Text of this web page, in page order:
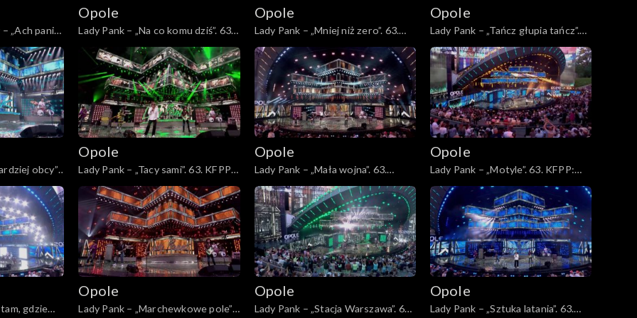
45!
„Ach panie,
mnie
w
i Agnieszce
Opole
Lady Pank – „Na co komu dziś”. 63.
KFPP: Jubileusz 45-lecia zespołu
Lady Pank
Opole
Lady Pank – „Mniej niż zero”. 63.
KFPP: Jubileusz 45-lecia zespołu
Lady Pank
Opole
Lady Pank – „Tańcz głupia tańcz”.
63. KFPP: Jubileusz 45-lecia
zespołu Lady Pank
obcy”.
lecia
Opole
Lady Pank – „Tacy sami”. 63. KFPP:
Jubileusz 45-lecia zespołu Lady
Pank
Opole
Lady Pank – „Mała wojna”. 63.
KFPP: Jubileusz 45-lecia zespołu
Lady Pank
Opole
Lady Pank – „Motyle”. 63. KFPP:
Jubileusz 45-lecia zespołu Lady
Pank
gdzie
Opole
Lady Pank – „Marchewkowe pole”.
Opole
Lady Pank – „Stacja Warszawa”. 63.
Opole
Lady Pank – „Sztuka latania”. 63.